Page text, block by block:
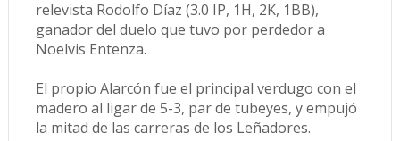
relevista Rodolfo Díaz (3.0 IP, 1H, 2K, 1BB),
ganador del duelo que tuvo por perdedor a
Noelvis Entenza.
El propio Alarcón fue el principal verdugo con el
madero al ligar de 5-3, par de tubeyes, y empujó
la mitad de las carreras de los Leñadores.